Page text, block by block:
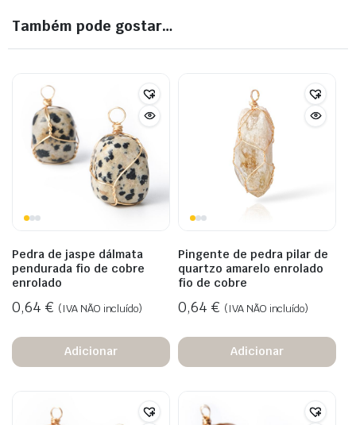
Também pode gostar…
Pedra de jaspe dálmata
pendurada fio de cobre
enrolado
0,64 € (IVA NÃO incluído)
Adicionar
Pingente de pedra pilar de
quartzo amarelo enrolado
fio de cobre
0,64 € (IVA NÃO incluído)
Adicionar